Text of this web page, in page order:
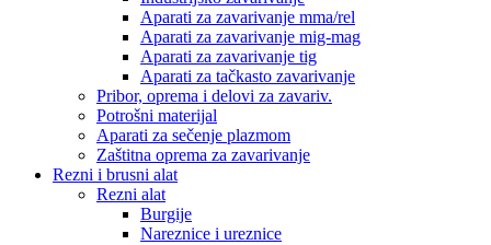
Aparati za zavarivanje mma/rel
Aparati za zavarivanje mig-mag
Aparati za zavarivanje tig
Aparati za tačkasto zavarivanje
Pribor, oprema i delovi za zavariv.
Potrošni materijal
Aparati za sečenje plazmom
Zaštitna oprema za zavarivanje
Rezni i brusni alat
Rezni alat
Burgije
Nareznice i ureznice